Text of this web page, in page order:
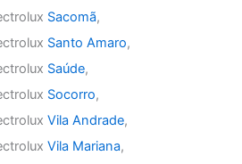
Sacomã,
Santo Amaro,
Saúde,
Socorro,
Vila Andrade,
Vila Mariana,